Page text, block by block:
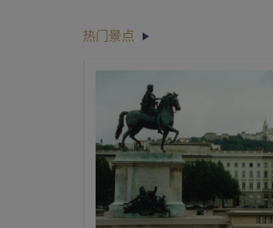
热门景点